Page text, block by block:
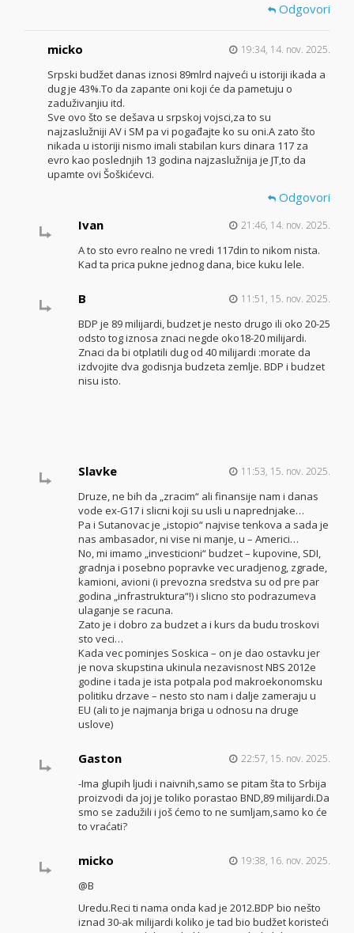
Odgovori
micko 19:34, 14. nov. 2025.
Srpski budžet danas iznosi 89mlrd najveći u istoriji ikada a
dug je 43%.To da zapante oni koji će da pametuju o
zaduživanjiu itd.
Sve ovo što se dešava u srpskoj vojsci,za to su
najzaslužniji AV i SM pa vi pogađajte ko su oni.A zato što
nikada u istoriji nismo imali stabilan kurs dinara 117 za
evro kao poslednjih 13 godina najzaslužnija je JT,to da
upamte ovi Šoškićevci.
Odgovori
Ivan
21:46, 14. nov. 2025.
A to sto evro realno ne vredi 117din to nikom nista.
Kad ta prica pukne jednog dana, bice kuku lele.
B 11:51, 15. nov. 2025.
BDP je 89 milijardi, budzet je nesto drugo ili oko 20-25
odsto tog iznosa znaci negde oko18-20 milijardi.
Znaci da bi otplatili dug od 40 milijardi :morate da
izdvojite dva godisnja budzeta zemlje. BDP i budzet
nisu isto.
Slavke 11:53, 15. nov. 2025.
Druze, ne bih da „zracim“ ali finansije nam i danas
vode ex-G17 i slicni koji su usli u naprednjake…
Pa i Sutanovac je „istopio“ najvise tenkova a sada je
nas ambasador, ni vise ni manje, u – Americi…
No, mi imamo „investicioni“ budzet – kupovine, SDI,
gradnja i posebno popravke vec uradjenog, zgrade,
kamioni, avioni (i prevozna sredstva su od pre par
godina „infrastruktura“!) i slicno sto podrazumeva
ulaganje se racuna.
Zato je i dobro za budzet a i kurs da budu troskovi
sto veci…
Kada vec pominjes Soskica – on je dao ostavku jer
je nova skupstina ukinula nezavisnost NBS 2012e
godine i tada je ista potpala pod makroekonomsku
politiku drzave – nesto sto nam i dalje zameraju u
EU (ali to je najmanja briga u odnosu na druge
uslove)
Gaston 22:57, 15. nov. 2025.
-Ima glupih ljudi i naivnih,samo se pitam šta to Srbija
proizvodi da joj je toliko porastao BND,89 milijardi.Da
smo se zadužili i još ćemo to ne sumljam,samo ko će
to vraćati?
micko 19:38, 16. nov. 2025.
@B
Uredu.Reci ti nama onda kad je 2012.BDP bio nešto
iznad 30-ak milijardi koliko je tad bio budžet koristeći